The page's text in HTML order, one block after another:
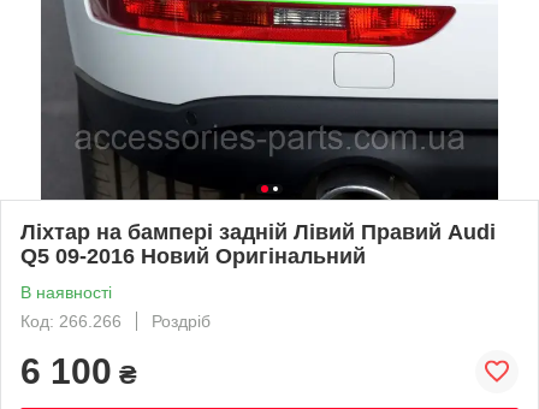
Ліхтар на бампері задній Лівий Правий Audi
Q5 09-2016 Новий Оригінальний
В наявності
Код: 266.266
Роздріб
6 100 ₴